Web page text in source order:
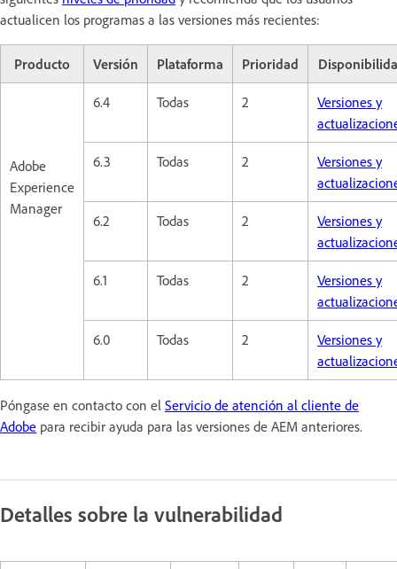
actualicen los programas a las versiones más recientes:
Producto Versión Plataforma Prioridad
Adobe
Experience
Manager
6.4 Todas 2
Versiones y
6.3 Todas 2
Versiones y
6.2 Todas 2
Versiones y
6.1 Todas 2
Versiones y
6.0 Todas 2
Versiones y
Póngase en contacto con el Servicio de atención al cliente de
Adobe para recibir ayuda para las versiones de AEM anteriores.
Detalles sobre la vulnerabilidad